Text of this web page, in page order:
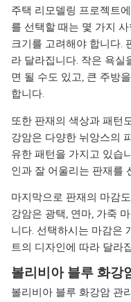
주택 리모델링 프로젝트
를 선택할 때는 몇 가지
크기를 고려해야 합니다.
라 달라집니다. 작은 욕실
면 될 수도 있고, 큰 주방
합니다.
또한 판재의 색상과 패턴
강암은 다양한 뉘앙스의
유한 패턴을 가지고 있습
인과 잘 어울리는 판재를
마지막으로 판재의 마감
강암은 광택, 연마, 가죽
니다. 선택하시는 마감은
트의 디자인에 따라 달라
볼리비아 블루 화강
볼리비아 블루 화강암 관